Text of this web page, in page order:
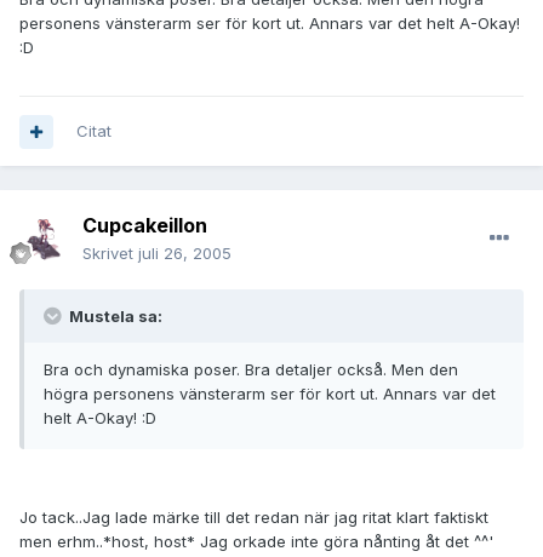
personens vänsterarm ser för kort ut. Annars var det helt A-Okay!
:D
Citat
Cupcakeillon
Skrivet juli 26, 2005
Mustela sa:
Bra och dynamiska poser. Bra detaljer också. Men den
högra personens vänsterarm ser för kort ut. Annars var det
helt A-Okay! :D
Jo tack..Jag lade märke till det redan när jag ritat klart faktiskt
men erhm..*host, host* Jag orkade inte göra nånting åt det ^^'